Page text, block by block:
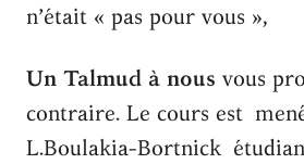
n’était « pas pour vous »,
Un Talmud à nous vous
contraire. Le cours est
L.Boulakia-Bortnick